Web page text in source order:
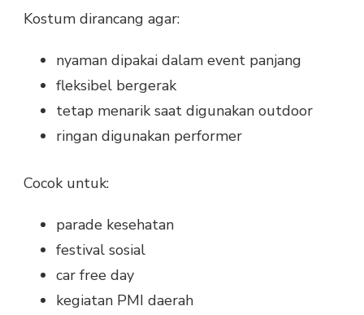
Kostum dirancang agar:
nyaman dipakai dalam event panjang
fleksibel bergerak
tetap menarik saat digunakan outdoor
ringan digunakan performer
Cocok untuk:
parade kesehatan
festival sosial
car free day
kegiatan PMI daerah